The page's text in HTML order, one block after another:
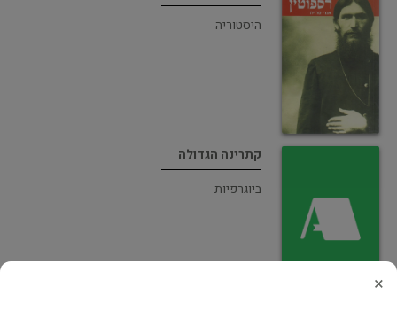
היסטוריה
קתרינה הגדולה
ביוגרפיות
×